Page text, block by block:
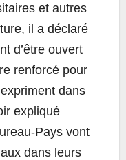
et autres
il a déclaré
d’être ouvert
renforcé pour
dans
expliqué
Pays vont
dans leurs